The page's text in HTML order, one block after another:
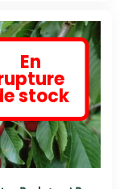
En
stock